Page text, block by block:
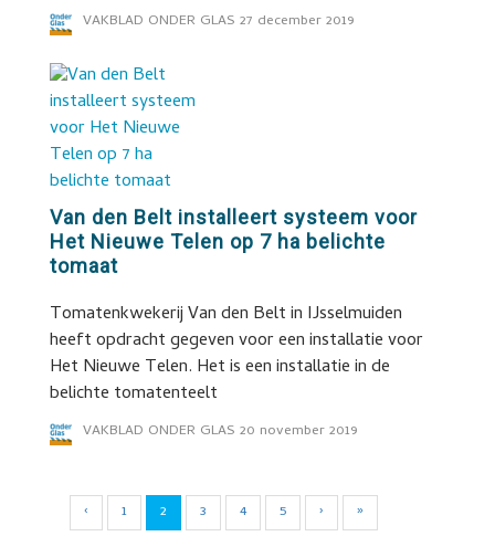
VAKBLAD ONDER GLAS 27 december 2019
Van den Belt installeert systeem voor
Het Nieuwe Telen op 7 ha belichte
tomaat
Tomatenkwekerij Van den Belt in IJsselmuiden
heeft opdracht gegeven voor een installatie voor
Het Nieuwe Telen. Het is een installatie in de
belichte tomatenteelt
VAKBLAD ONDER GLAS 20 november 2019
‹ 1 2 3 4 5 › »